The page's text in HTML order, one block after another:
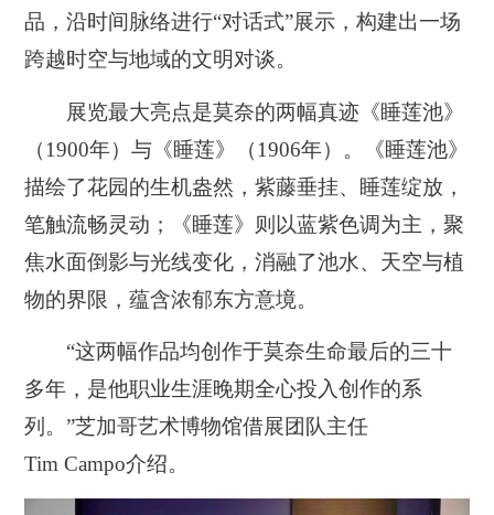
品，沿时间脉络进行“对话式”展示，构建出一场
跨越时空与地域的文明对谈。
展览最大亮点是莫奈的两幅真迹《睡莲池》
（1900年）与《睡莲》（1906年）。《睡莲池》
描绘了花园的生机盎然，紫藤垂挂、睡莲绽放，
笔触流畅灵动；《睡莲》则以蓝紫色调为主，聚
焦水面倒影与光线变化，消融了池水、天空与植
物的界限，蕴含浓郁东方意境。
“这两幅作品均创作于莫奈生命最后的三十
多年，是他职业生涯晚期全心投入创作的系
列。”芝加哥艺术博物馆借展团队主任
Tim Campo介绍。